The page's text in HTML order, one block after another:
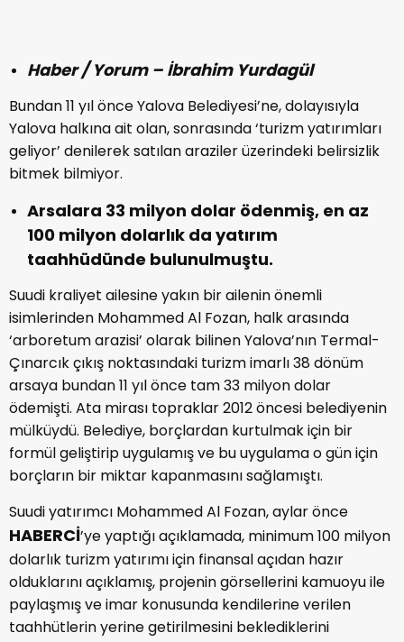
Haber / Yorum – İbrahim Yurdagül
Bundan 11 yıl önce Yalova Belediyesi’ne, dolayısıyla
Yalova halkına ait olan, sonrasında ‘turizm yatırımları
geliyor’ denilerek satılan araziler üzerindeki belirsizlik
bitmek bilmiyor.
Arsalara 33 milyon dolar ödenmiş, en az
100 milyon dolarlık da yatırım
taahhüdünde bulunulmuştu.
Suudi kraliyet ailesine yakın bir ailenin önemli
isimlerinden Mohammed Al Fozan, halk arasında
‘arboretum arazisi’ olarak bilinen Yalova’nın Termal-
Çınarcık çıkış noktasındaki turizm imarlı 38 dönüm
arsaya bundan 11 yıl önce tam 33 milyon dolar
ödemişti. Ata mirası topraklar 2012 öncesi belediyenin
mülküydü. Belediye, borçlardan kurtulmak için bir
formül geliştirip uygulamış ve bu uygulama o gün için
borçların bir miktar kapanmasını sağlamıştı.
Suudi yatırımcı Mohammed Al Fozan, aylar önce
HABERCİ’ye yaptığı açıklamada, minimum 100 milyon
dolarlık turizm yatırımı için finansal açıdan hazır
olduklarını açıklamış, projenin görsellerini kamuoyu ile
paylaşmış ve imar konusunda kendilerine verilen
taahhütlerin yerine getirilmesini beklediklerini